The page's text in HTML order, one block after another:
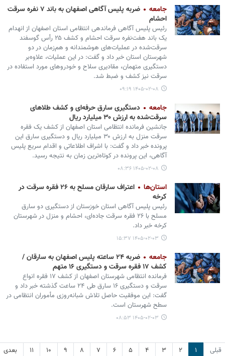
جامعه
ضربه پلیس آگاهی اصفهان به باند ۷ نفره سرقت
احشام
رئیس پلیس آگاهی فرماندهی انتظامی استان اصفهان از انهدام
یک باند هفت‌نفره سرقت احشام و کشف ۲۵ رأس گوسفند
سرقت‌شده در عملیات‌های هوشمندانه و هم‌زمان در دو
شهرستان استان خبر داد و گفت: در این عملیات، علاوه‌بر
دستگیری متهمان، مقادیری سلاح و خودروهای مورد استفاده در
سرقت نیز کشف و ضبط شد.
۱۴۰۵-۰۲-۰۸ ۰۹:۱۹
جامعه
دستگیری سارق حرفه‌ای و کشف طلاهای
سرقت‌شده به ارزش ۳۰ میلیارد ریال
جانشین فرمانده انتظامی استان اصفهان از کشف یک فقره
سرقت منزل به ارزش ۳۰ میلیارد ریال و دستگیری سارق این
پرونده خبر داد و گفت: با اشراف اطلاعاتی و اقدام سریع پلیس
آگاهی، این پرونده در کوتاه‌ترین زمان به نتیجه رسید.
۱۴۰۵-۰۲-۰۸ ۰۸:۳۶
استان‌ها
اعتراف سارقان مسلح به ۲۶ فقره سرقت در
کرخه
رئیس پلیس آگاهی استان خوزستان از دستگیری دو سارق
مسلح با ۲۶ فقره سرقت جاده‌ای، احشام و منزل در شهرستان
کرخه خبر داد.
۱۴۰۵-۰۲-۰۳ ۱۵:۳۷
جامعه
ضربه ۲۴ ساعته پلیس اصفهان به سارقان /
کشف ۱۷ فقره سرقت و دستگیری ۱۶ متهم
فرمانده انتظامی شهرستان اصفهان از کشف ۱۷ فقره انواع
سرقت و دستگیری ۱۶ سارق طی ۲۴ ساعت گذشته خبر داد و
گفت: این موفقیت حاصل تلاش شبانه‌روزی مأموران انتظامی در
سطح شهرستان است.
۱۴۰۵-۰۲-۰۳ ۰۸:۵۳
قبلی ۱ ۲ ۳ ۴ ۵ ۶ ۷ ۸ ۹ ۱۰ ۱۱ بعدی